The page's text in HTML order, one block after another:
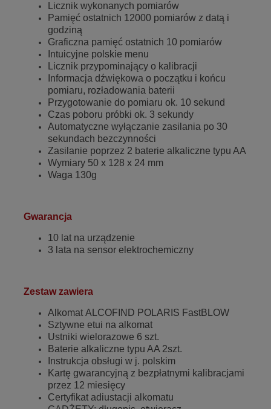
Licznik wykonanych pomiarów
Pamięć ostatnich 12000 pomiarów z datą i
godziną
Graficzna pamięć ostatnich 10 pomiarów
Intuicyjne polskie menu
Licznik przypominający o kalibracji
Informacja dźwiękowa o początku i końcu
pomiaru, rozładowania baterii
Przygotowanie do pomiaru ok. 10 sekund
Czas poboru próbki ok. 3 sekundy
Automatyczne wyłączanie zasilania po 30
sekundach bezczynności
Zasilanie poprzez 2 baterie alkaliczne typu AA
Wymiary 50 x 128 x 24 mm
Waga 130g
Gwarancja
10 lat na urządzenie
3 lata na sensor elektrochemiczny
Zestaw zawiera
Alkomat ALCOFIND POLARIS FastBLOW
Sztywne etui na alkomat
Ustniki wielorazowe 6 szt.
Baterie alkaliczne typu AA 2szt.
Instrukcja obsługi w j. polskim
Kartę gwarancyjną z bezpłatnymi kalibracjami
przez 12 miesięcy
Certyfikat adiustacji alkomatu